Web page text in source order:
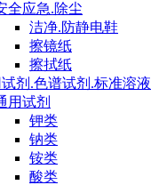
全应急.除尘
洁净.防静电鞋
擦镜纸
擦拭纸
剂.色谱试剂.标准溶液
用试剂
钾类
钠类
铵类
酸类